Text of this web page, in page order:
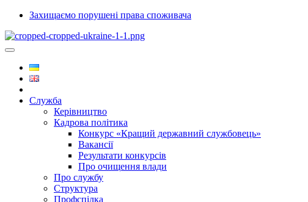
Захищаємо порушені права споживача
Служба
Керівництво
Кадрова політика
Конкурс «Кращий державний службовець»
Вакансії
Результати конкурсів
Про очищення влади
Про службу
Структура
Профспілка